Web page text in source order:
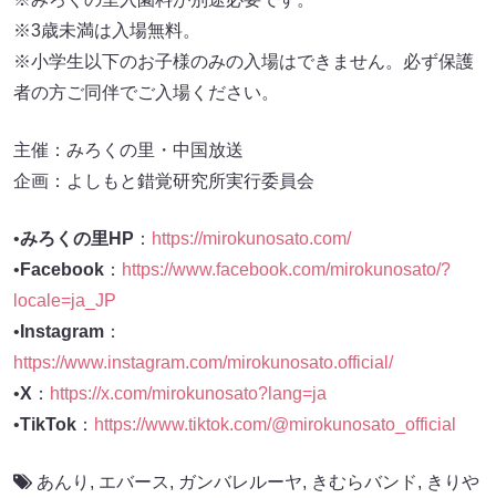
※3歳未満は入場無料。
※小学生以下のお子様のみの入場はできません。必ず保護
者の方ご同伴でご入場ください。
主催：みろくの里・中国放送
企画：よしもと錯覚研究所実行委員会
•みろくの里HP ： https://mirokunosato.com/
• Facebook ： https://www.facebook.com/mirokunosato/?
locale=ja_JP
• Instagram ：
https://www.instagram.com/mirokunosato.official/
•X ： https://x.com/mirokunosato?lang=ja
•TikTok ： https://www.tiktok.com/@mirokunosato_official
あんり , エバース, ガンバレルーヤ, きむらバンド, きりや